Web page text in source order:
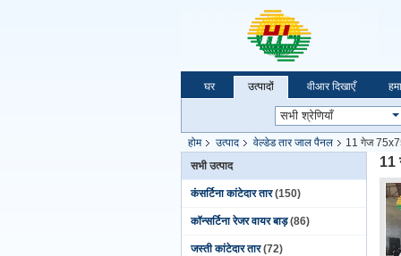
घर उत्पादों वीआर दिखाएँ
होम उत्पाद वेल्डेड तार जाल पैनल
11 गेज
सभी उत्पाद
कंसर्टिना कांटेदार तार (150)
कॉन्सर्टिना रेजर वायर बाड़ (86)
जस्ती कांटेदार तार (72)
11